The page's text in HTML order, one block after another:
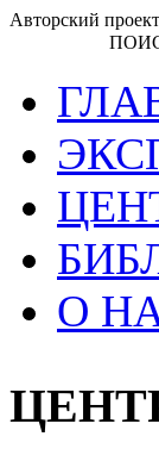
Авторский
О